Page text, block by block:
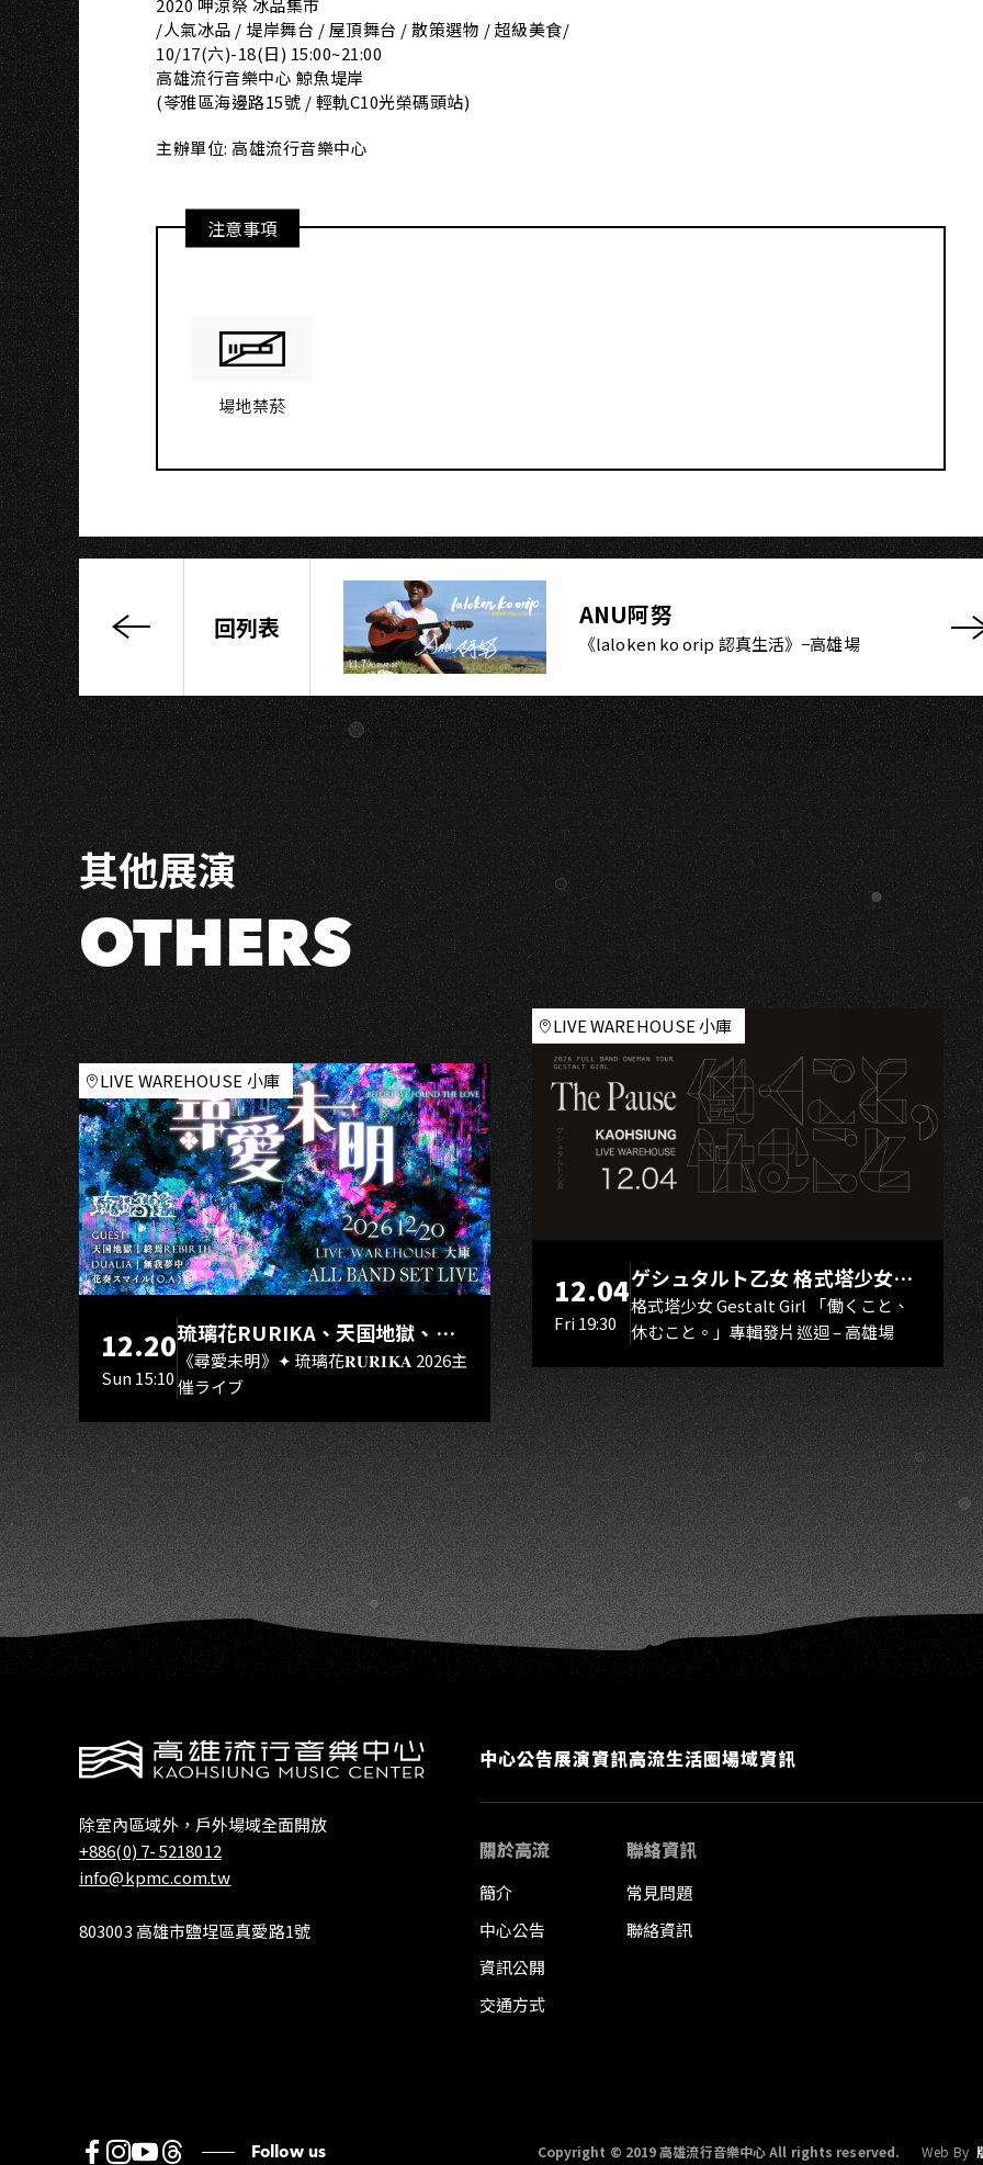
2020 呷涼祭 冰品集市
/人氣冰品 / 堤岸舞台 / 屋頂舞台 / 散策選物 / 超級美食/
10/17(六)-18(日) 15:00~21:00
高雄流行音樂中心 鯨魚堤岸
(苓雅區海邊路15號 / 輕軌C10光榮碼頭站)
主辦單位: 高雄流行音樂中心
注意事項
場地禁菸
派
對
「七
年
七
班
同
學
會」
−高
雄
場
回列表 ANU阿努
《laloken ko orip 認真生活》−高雄場
其他展演
OTHERS
LIVE WAREHOUSE 小庫
12.20
Sun 15:10
琉璃花RURIKA、天国地獄、終
焉Rebirth、DUALIA、無我夢
中、花奏スマイル（O.A.）
《尋愛未明》✦ 琉璃花𝐑𝐔𝐑𝐈𝐊𝐀 2026主
催ライブ
LIVE WAREHOUSE 小庫
12.04
Fri 19:30
ゲシュタルト乙女 格式塔少女
Gestalt Girl
格式塔少女 Gestalt Girl 「働くこと、
休むこと。」專輯發片巡迴 – 高雄場
除室內區域外，戶外場域全面開放
+886(0) 7- 5218012
info@kpmc.com.tw
803003 高雄市鹽埕區真愛路1號
中心公告展演資訊高流生活圈場域資訊
關於高流
簡介
中心公告
資訊公開
交通方式
聯絡資訊
常見問題
聯絡資訊
Follow us Copyright © 2019 高雄流行音樂中心 All rights reserved. Web By